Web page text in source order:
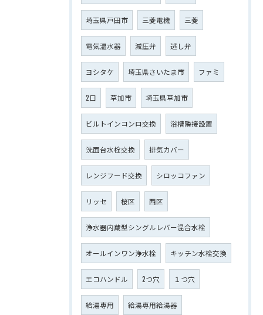
埼玉県戸田市 三菱電機 三菱
電気温水器 減圧弁 逃し弁
ヨシタケ 埼玉県さいたま市 ファミ
2口 草加市 埼玉県草加市
ビルトインコンロ交換 浴槽隣接設置
洗面台水栓交換 排気カバー
レンジフード交換 シロッコファン
リッセ 桜区 西区
浄水器内蔵型シングルレバー混合水栓
オールインワン浄水栓 キッチン水栓交換
エコハンドル 2つ穴 １つ穴
給湯専用 給湯専用給湯器